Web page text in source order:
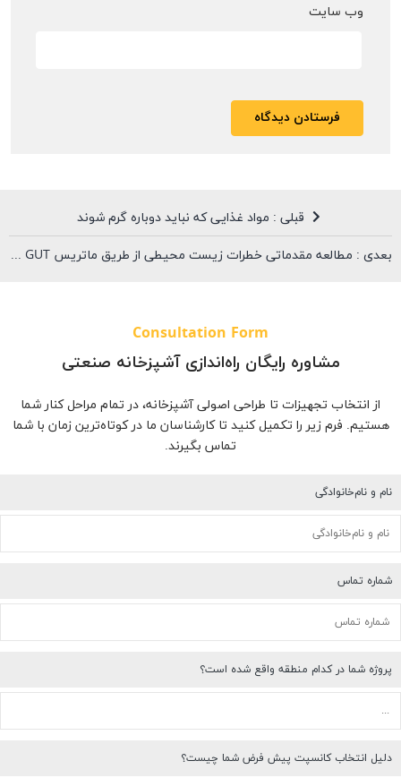
وب‌ سایت
قبلی : مواد غذایی که نباید دوباره گرم شوند
بعدی : مطالعه مقدماتی خطرات زیست محیطی از طریق ماتریس GUT (ماتریس اولویت بندی فرایندها و کاربرد آن در آشپزخانه صنعتی)
Consultation Form
مشاوره رایگان راه‌اندازی آشپزخانه صنعتی
از انتخاب تجهیزات تا طراحی اصولی آشپزخانه، در تمام مراحل کنار شما
هستیم. فرم زیر را تکمیل کنید تا کارشناسان ما در کوتاه‌ترین زمان با شما
تماس بگیرند.
نام و نام‌خانوادگی
شماره تماس
پروژه شما در کدام منطقه واقع شده است؟
دلیل انتخاب کانسپت پیش فرض شما چیست؟